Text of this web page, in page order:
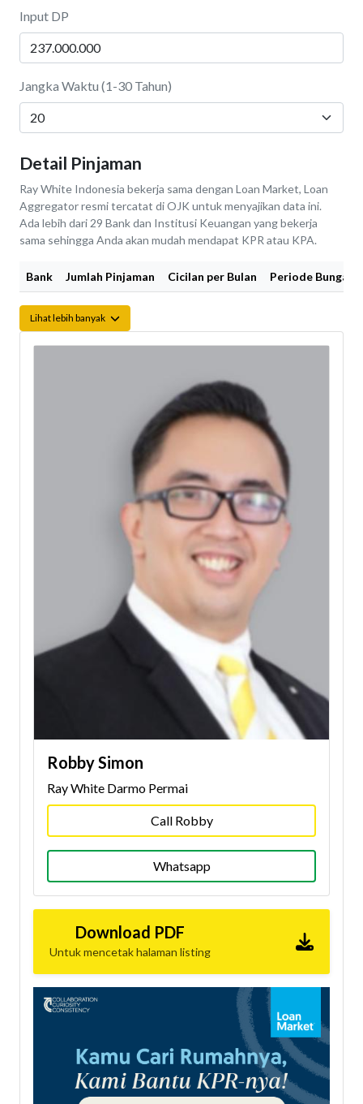
Robby Simon
Ray White Darmo Permai
Call Robby
Whatsapp
Download PDF
Untuk mencetak halaman listing
Input DP
Jangka Waktu (1-30 Tahun)
Detail Pinjaman
Ray White Indonesia bekerja sama dengan Loan Market, Loan
Aggregator resmi tercatat di OJK untuk menyajikan data ini.
Ada lebih dari 29 Bank dan Institusi Keuangan yang bekerja
sama sehingga Anda akan mudah mendapat KPR atau KPA.
Bank Jumlah Pinjaman Cicilan per Bulan Periode Bunga
Lihat lebih banyak